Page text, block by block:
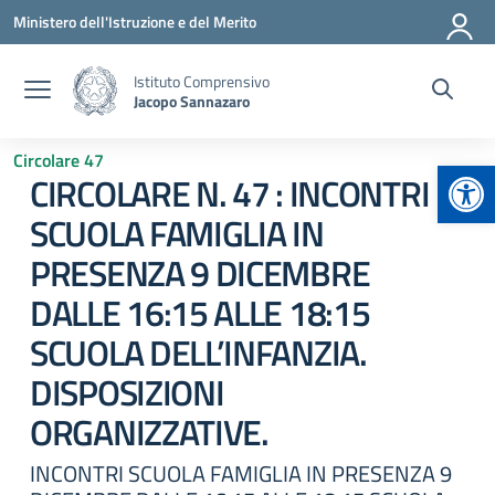
Vai ai contenuti
Vai al menu di navigazione
Vai al footer
Ministero dell'Istruzione e del Merito
Istituto Comprensivo
Jacopo Sannazaro
Circolare 47
CIRCOLARE N. 47 : INCONTRI
SCUOLA FAMIGLIA IN
PRESENZA 9 DICEMBRE
DALLE 16:15 ALLE 18:15
SCUOLA DELL’INFANZIA.
DISPOSIZIONI
ORGANIZZATIVE.
INCONTRI SCUOLA FAMIGLIA IN PRESENZA 9